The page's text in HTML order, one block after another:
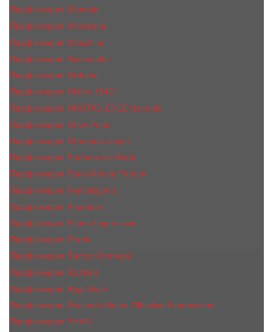
Парфюмерия Montale
Парфюмерия Moresque
Парфюмерия Moschino
Парфюмерия Nasomatto
Парфюмерия Nishane
Парфюмерия Nobile 1942
Парфюмерия NROTICuERSE Narcotic
Парфюмерия Orlov Paris
Парфюмерия Ormonde Jayne
Парфюмерия Parfums de Marly
Парфюмерия Parle Moi de Parfum
Парфюмерия Penhaligon's
Парфюмерия Phaedon
Парфюмерия Plume Impression
Парфюмерия Prada
Парфюмерия Ramon Monegal
Парфюмерия RicHard
Парфюмерия Roja Dove
Парфюмерия Rosendo Mateu Olfactive Expressions
Парфюмерия SHAIK